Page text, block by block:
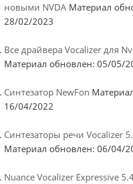
новыми NVDA Материал
28/02/2023
Все драйвера Vocalizer для
Материал обновлен: 05/05/
Синтезатор NewFon
16/04/2022
Синтезаторы речи Vocalizer
Материал обновлен: 06/04/
Nuance Vocalizer Expressive